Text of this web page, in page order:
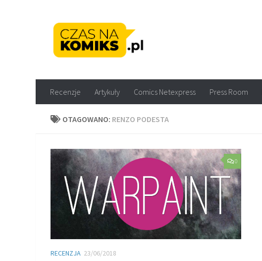
Recenzje Artykuły Comics Netexpress Press Room
OTAGOWANO: RENZO PODESTA
0
RECENZJA 23/06/2018